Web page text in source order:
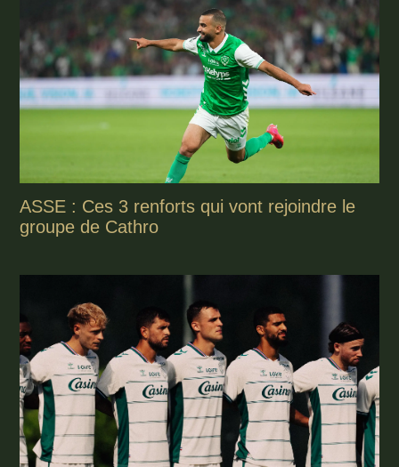
ASSE : Ces 3 renforts qui vont rejoindre le
groupe de Cathro